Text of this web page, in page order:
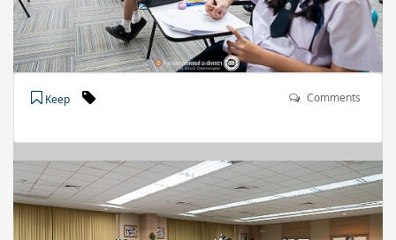
Keep Comments